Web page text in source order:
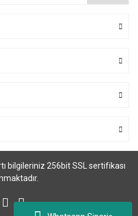
bilgileriniz 256bit SSL sertifikası